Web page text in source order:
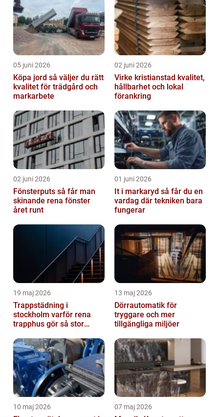
05 juni 2026
Köpa jord så väljer du rätt
kvalitet för trädgård och
markarbete
02 juni 2026
Virke kristianstad kvalitet,
hållbarhet och lokal
förankring
02 juni 2026
Fönsterputs så får man
skinande rena fönster
året runt
01 juni 2026
It i markaryd så får du en
vardag där tekniken bara
fungerar
19 maj 2026
Trappstädning i
stockholm varför rena
trapphus gör så stor
13 maj 2026
Dörrautomatik för
tryggare och mer
tillgängliga miljöer
10 maj 2026 07 maj 2026